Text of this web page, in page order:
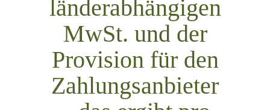
länderabhängigen
MwSt. und der
Provision für den
Zahlungsanbieter